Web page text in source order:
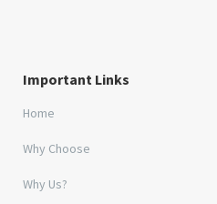
Important Links
Home
Why Choose
Why Us?